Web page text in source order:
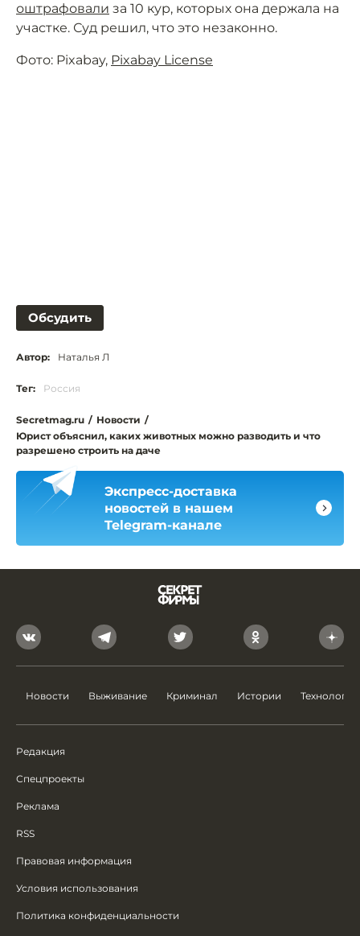
оштрафовали за 10 кур, которых она держала на
участке. Суд решил, что это незаконно.
Фото: Pixabay, Pixabay License
Обсудить
Автор: Наталья Л
Тег: Россия
Secretmag.ru / Новости /
Юрист объяснил, каких животных можно разводить и что
разрешено строить на даче
Экспресс-доставка
новостей в нашем
Telegram-канале
Новости Выживание Криминал Истории Технологии
Редакция
Спецпроекты
Реклама
RSS
Правовая информация
Условия использования
Политика конфиденциальности